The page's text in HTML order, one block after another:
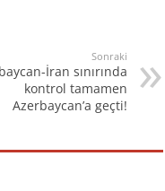
Sonraki
İran sınırında
kontrol tamamen
Azerbaycan’a geçti!